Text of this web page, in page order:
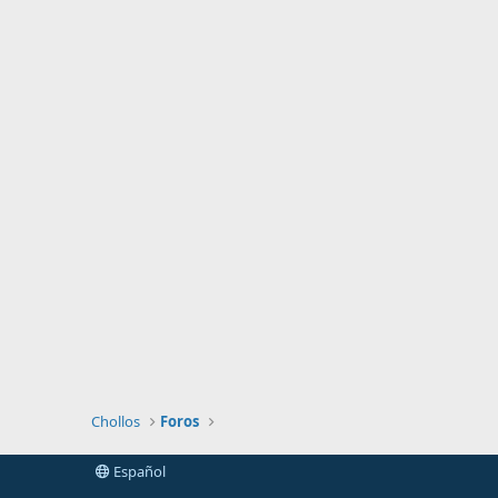
Chollos Foros
Español